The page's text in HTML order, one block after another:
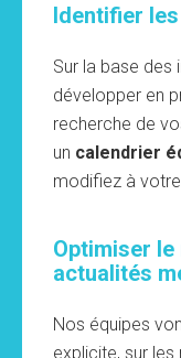
Identifier
Sur la base des
développer en
recherche de
un calendrier
modifiez à votre
Optimiser
actualités
Nos équipes
explicite, sur les